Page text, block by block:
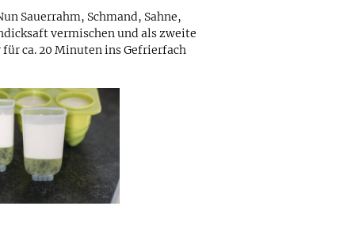
Sauerrahm, Schmand, Sahne,
vermischen und als zweite
ca. 20 Minuten ins Gefrierfach